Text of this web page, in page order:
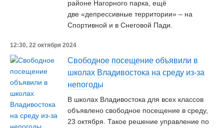
районе Нагорного парка, ещё
две «депрессивные территории» – на
Спортивной и в Снеговой Пади.
12:30, 22 октября 2024
Свободное посещение объявили в
школах Владивостока на среду из-за
непогоды
В школах Владивостока для всех классов
объявлено свободное посещение в среду,
23 октября. Такое решение управление по